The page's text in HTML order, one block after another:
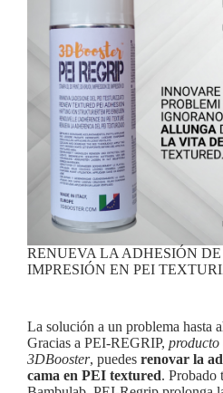
RENUEVA LA ADHESIÓN
IMPRESIÓN EN PEI
La solución a un problema hasta
Gracias a PEI-REGRIP,
3DBooster, puedes renovar la
cama en PEI textured. Probado